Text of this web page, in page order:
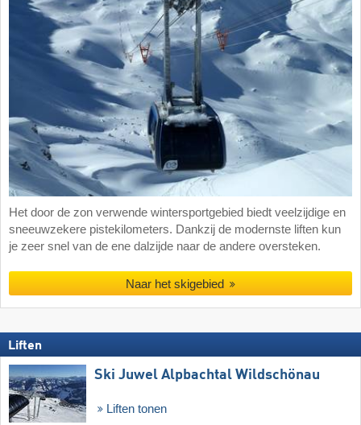
Het door de zon verwende wintersportgebied biedt veelzijdige en
sneeuwzekere pistekilometers. Dankzij de modernste liften kun
je zeer snel van de ene dalzijde naar de andere oversteken.
Naar het skigebied
Liften
Ski Juwel Alpbachtal Wildschönau
Liften tonen